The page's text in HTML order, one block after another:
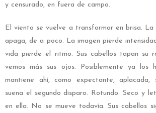
y censurado, en fuera de campo.
El viento se vuelve a transformar en brisa. La
apaga, de a poco. La imagen pierde
vida pierde el ritmo. Sus cabellos tapan su
vemos más sus ojos. Posiblemente ya los
mantiene ahí, como expectante, aplacada,
suena el segundo disparo. Rotundo. Seco y
en ella. No se mueve todavía. Sus cabellos